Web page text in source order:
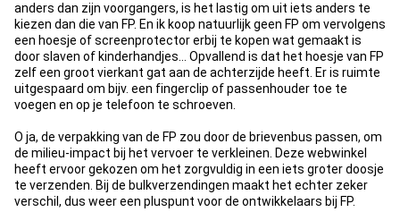
anders dan zijn voorgangers, is het lastig om uit iets anders te
kiezen dan die van FP. En ik koop natuurlijk geen FP om vervolgens
een hoesje of screenprotector erbij te kopen wat gemaakt is
door slaven of kinderhandjes... Opvallend is dat het hoesje van FP
zelf een groot vierkant gat aan de achterzijde heeft. Er is ruimte
uitgespaard om bijv. een fingerclip of passenhouder toe te
voegen en op je telefoon te schroeven.
O ja, de verpakking van de FP zou door de brievenbus passen, om
de milieu-impact bij het vervoer te verkleinen. Deze webwinkel
heeft ervoor gekozen om het zorgvuldig in een iets groter doosje
te verzenden. Bij de bulkverzendingen maakt het echter zeker
verschil, dus weer een pluspunt voor de ontwikkelaars bij FP.